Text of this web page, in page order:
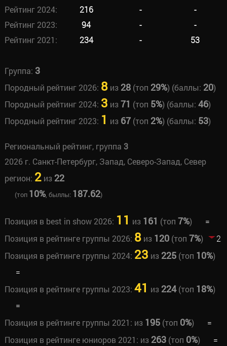
Рейтинг 2024:
216 -
-
Рейтинг 2023:
94 -
-
Рейтинг 2021:
234 - 53
Группа: 3
Породный рейтинг 2026: 8из 28(топ 29%) (баллы: 20)
Породный рейтинг 2024: 3 из71 (топ 5%) (баллы: 46)
Породный рейтинг 2023: 1 из 67(топ 2%) (баллы: 53)
Региональный рейтинг, группа 3
2026 г. Санкт-Петербург, Запад, Северо-Запад, Север
регион: 2из 22
(топ 10%, быллы: 187.62)
Позиция в best in show 2026: 11 из 161 (топ 7%)
=
Позиция в рейтинге группы 2026: 8из 120(топ 7%)
2
Позиция в рейтинге группы 2024: 23 из 225(топ 10%)
=
Позиция в рейтинге группы 2023: 41 из 224(топ 18%)
=
Позиция в рейтинге группы 2021: из 195(топ 0%)
=
Позиция в рейтинге юниоров 2021: из 263(топ 0%)
=